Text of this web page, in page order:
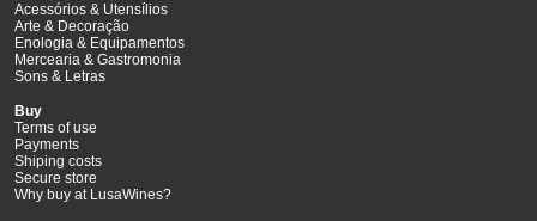
Acessórios & Utensílios
Arte & Decoração
Enologia & Equipamentos
Mercearia & Gastromonia
Sons & Letras
Buy
Terms of use
Payments
Shiping costs
Secure store
Why buy at LusaWines?